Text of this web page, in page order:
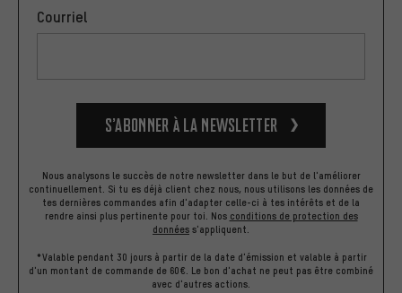
Courriel
S’abonner à la newsletter
Nous analysons le succès de notre newsletter dans le but de l'améliorer
continuellement. Si tu es déjà client chez nous, nous utilisons les données de
tes dernières commandes afin d'adapter celle-ci à tes intérêts et de la
rendre ainsi plus pertinente pour toi. Nos conditions de protection des
données s'appliquent.
*Valable pendant 30 jours à partir de la date d'émission et valable à partir
d'un montant de commande de 60€. Le bon d'achat ne peut pas être combiné
avec d'autres actions.